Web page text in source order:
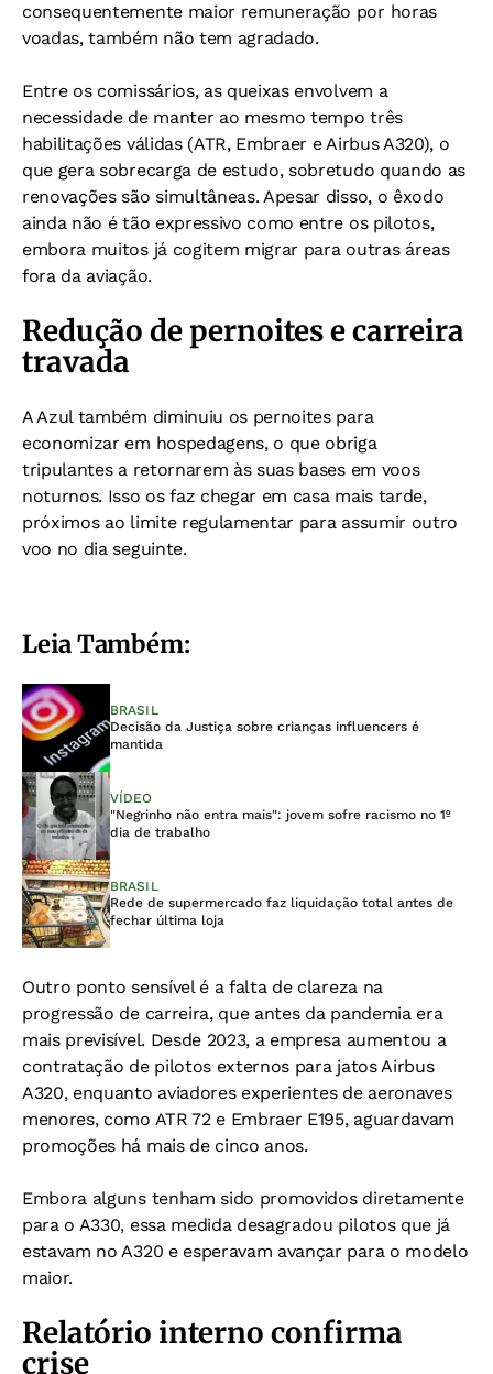
consequentemente maior remuneração por horas
voadas, também não tem agradado.
Entre os comissários, as queixas envolvem a
necessidade de manter ao mesmo tempo três
habilitações válidas (ATR, Embraer e Airbus A320), o
que gera sobrecarga de estudo, sobretudo quando as
renovações são simultâneas. Apesar disso, o êxodo
ainda não é tão expressivo como entre os pilotos,
embora muitos já cogitem migrar para outras áreas
fora da aviação.
Redução de pernoites e carreira
travada
A Azul também diminuiu os pernoites para
economizar em hospedagens, o que obriga
tripulantes a retornarem às suas bases em voos
noturnos. Isso os faz chegar em casa mais tarde,
próximos ao limite regulamentar para assumir outro
voo no dia seguinte.
Leia Também:
BRASIL
Decisão da Justiça sobre crianças influencers é
mantida
VÍDEO
"Negrinho não entra mais": jovem sofre racismo no 1º
dia de trabalho
BRASIL
Rede de supermercado faz liquidação total antes de
fechar última loja
Outro ponto sensível é a falta de clareza na
progressão de carreira, que antes da pandemia era
mais previsível. Desde 2023, a empresa aumentou a
contratação de pilotos externos para jatos Airbus
A320, enquanto aviadores experientes de aeronaves
menores, como ATR 72 e Embraer E195, aguardavam
promoções há mais de cinco anos.
Embora alguns tenham sido promovidos diretamente
para o A330, essa medida desagradou pilotos que já
estavam no A320 e esperavam avançar para o modelo
maior.
Relatório interno confirma
crise